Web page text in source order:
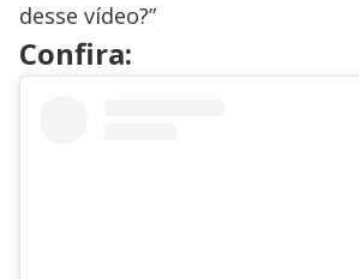
desse vídeo?”
Confira: